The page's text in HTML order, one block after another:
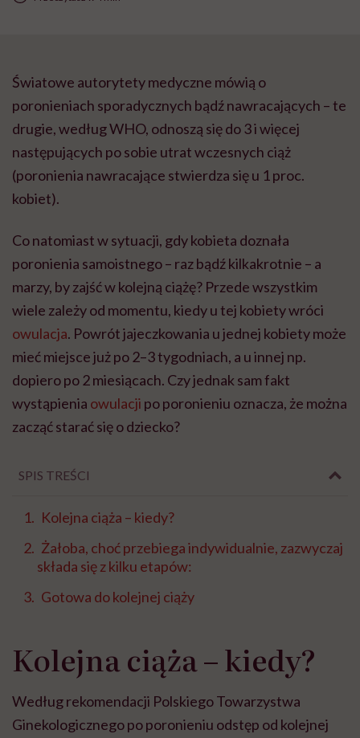
Światowe autorytety medyczne mówią o
poronieniach sporadycznych bądź nawracających – te
drugie, według WHO, odnoszą się do 3 i więcej
następujących po sobie utrat wczesnych ciąż
(poronienia nawracające stwierdza się u 1 proc.
kobiet).
Co natomiast w sytuacji, gdy kobieta doznała
poronienia samoistnego – raz bądź kilkakrotnie – a
marzy, by zajść w kolejną ciążę? Przede wszystkim
wiele zależy od momentu, kiedy u tej kobiety wróci
owulacja. Powrót jajeczkowania u jednej kobiety może
mieć miejsce już po 2–3 tygodniach, a u innej np.
dopiero po 2 miesiącach. Czy jednak sam fakt
wystąpienia owulacji po poronieniu oznacza, że można
zacząć starać się o dziecko?
SPIS TREŚCI
Kolejna ciąża – kiedy?
Żałoba, choć przebiega indywidualnie, zazwyczaj
składa się z kilku etapów:
Gotowa do kolejnej ciąży
Kolejna ciąża – kiedy?
Według rekomendacji Polskiego Towarzystwa
Ginekologicznego po poronieniu odstęp od kolejnej